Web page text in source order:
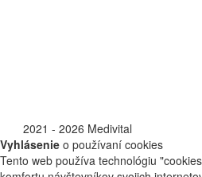
2021 - 2026 Medivital
Vyhlásenie o používaní cookies
Tento web používa technológiu